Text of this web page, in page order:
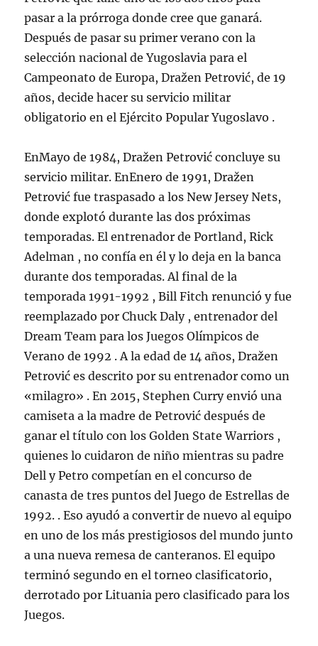
pasar a la prórroga donde cree que ganará.
Después de pasar su primer verano con la
selección nacional de Yugoslavia para el
Campeonato de Europa, Dražen Petrović, de 19
años, decide hacer su servicio militar
obligatorio en el Ejército Popular Yugoslavo .
EnMayo de 1984, Dražen Petrović concluye su
servicio militar. EnEnero de 1991, Dražen
Petrović fue traspasado a los New Jersey Nets,
donde explotó durante las dos próximas
temporadas. El entrenador de Portland, Rick
Adelman , no confía en él y lo deja en la banca
durante dos temporadas. Al final de la
temporada 1991-1992 , Bill Fitch renunció y fue
reemplazado por Chuck Daly , entrenador del
Dream Team para los Juegos Olímpicos de
Verano de 1992 . A la edad de 14 años, Dražen
Petrović es descrito por su entrenador como un
«milagro» . En 2015, Stephen Curry envió una
camiseta a la madre de Petrović después de
ganar el título con los Golden State Warriors ,
quienes lo cuidaron de niño mientras su padre
Dell y Petro competían en el concurso de
canasta de tres puntos del Juego de Estrellas de
1992. . Eso ayudó a convertir de nuevo al equipo
en uno de los más prestigiosos del mundo junto
a una nueva remesa de canteranos. El equipo
terminó segundo en el torneo clasificatorio,
derrotado por Lituania pero clasificado para los
Juegos.